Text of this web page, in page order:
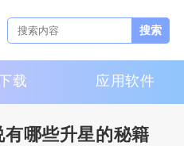
搜索
载 应用软件
哪些升星的秘籍